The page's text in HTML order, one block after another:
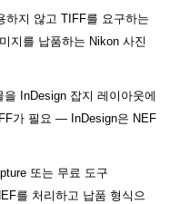
하지 않고 TIFF를 요구하는
지를 납품하는 Nikon 사진
을 InDesign 잡지 레이아웃에
가 필요 — InDesign은 NEF
또는 무료 도구
를 처리하고 납품 형식으